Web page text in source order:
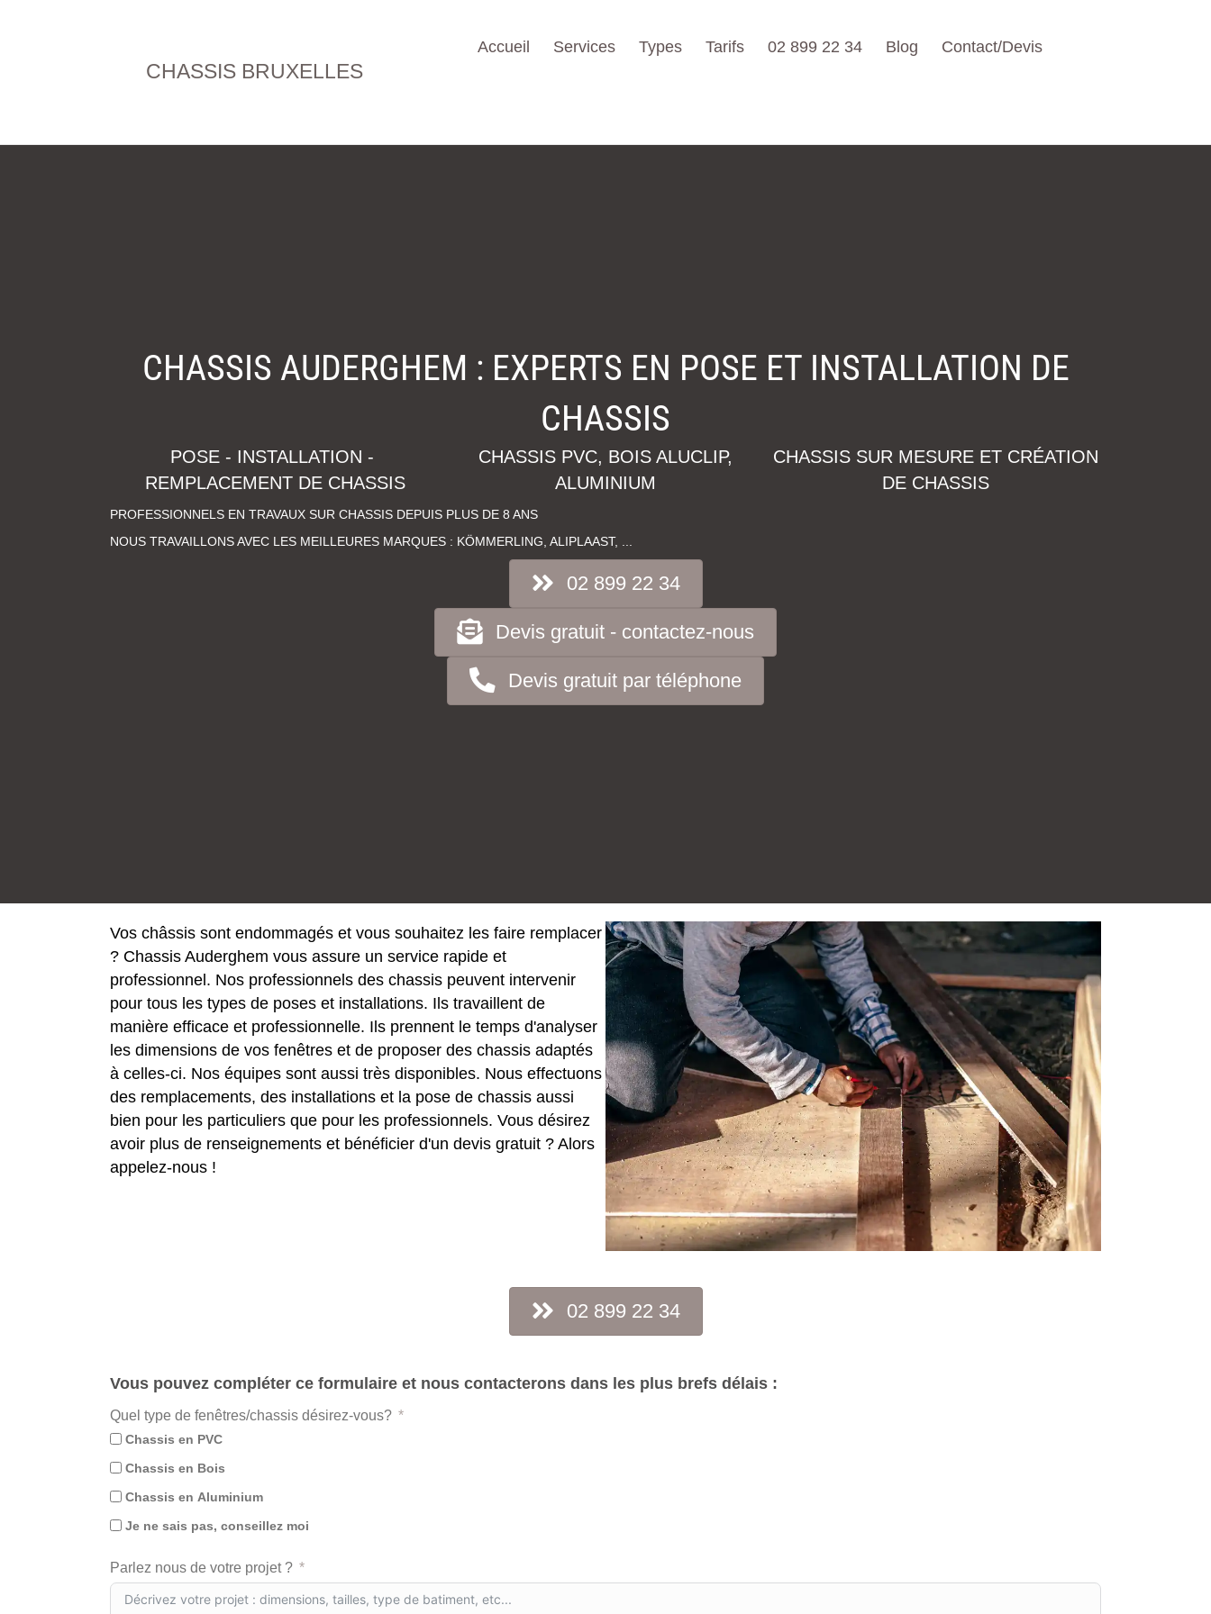
CHASSIS BRUXELLES
Accueil Services Types Tarifs 02 899 22 34 Blog Contact/Devis
CHASSIS AUDERGHEM : EXPERTS EN POSE ET INSTALLATION DE
CHASSIS
POSE - INSTALLATION -
REMPLACEMENT DE CHASSIS
CHASSIS PVC, BOIS ALUCLIP,
ALUMINIUM
CHASSIS SUR MESURE ET CRÉATION
DE CHASSIS
PROFESSIONNELS EN TRAVAUX SUR CHASSIS DEPUIS PLUS DE 8 ANS
NOUS TRAVAILLONS AVEC LES MEILLEURES MARQUES : KÖMMERLING, ALIPLAAST, ...
02 899 22 34
Devis gratuit - contactez-nous
Devis gratuit par téléphone
Vos châssis sont endommagés et vous souhaitez les faire remplacer
? Chassis Auderghem vous assure un service rapide et
professionnel. Nos professionnels des chassis peuvent intervenir
pour tous les types de poses et installations. Ils travaillent de
manière efficace et professionnelle. Ils prennent le temps d'analyser
les dimensions de vos fenêtres et de proposer des chassis adaptés
à celles-ci. Nos équipes sont aussi très disponibles. Nous effectuons
des remplacements, des installations et la pose de chassis aussi
bien pour les particuliers que pour les professionnels. Vous désirez
avoir plus de renseignements et bénéficier d'un devis gratuit ? Alors
appelez-nous !
02 899 22 34
Vous pouvez compléter ce formulaire et nous contacterons dans les plus brefs délais :
Quel type de fenêtres/chassis désirez-vous?
Chassis en PVC
Chassis en Bois
Chassis en Aluminium
Je ne sais pas, conseillez moi
Parlez nous de votre projet ?